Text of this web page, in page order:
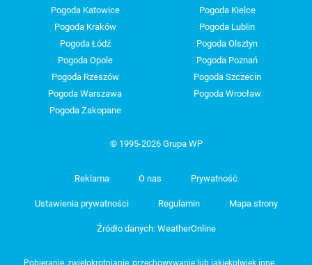
Pogoda Katowice
Pogoda Kielce
Pogoda Kraków
Pogoda Lublin
Pogoda Łódź
Pogoda Olsztyn
Pogoda Opole
Pogoda Poznań
Pogoda Rzeszów
Pogoda Szczecin
Pogoda Warszawa
Pogoda Wrocław
Pogoda Zakopane
© 1995-2026 Grupa WP
Reklama O nas Prywatność
Ustawienia prywatności Regulamin Mapa strony
Źródło danych: WeatherOnline
Pobieranie, zwielokrotnianie, przechowywanie lub jakiekolwiek inne